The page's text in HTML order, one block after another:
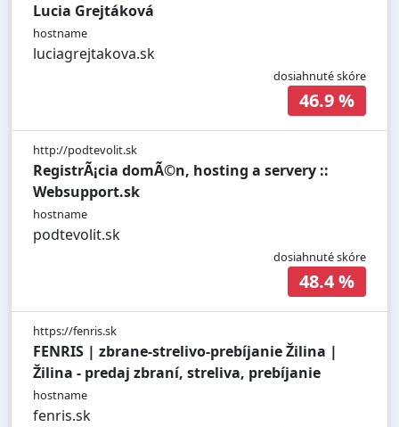
Lucia Grejtáková
hostname
luciagrejtakova.sk
dosiahnuté skóre
46.9 %
http://podtevolit.sk
RegistrÃ¡cia domÃ©n, hosting a servery ::
Websupport.sk
hostname
podtevolit.sk
dosiahnuté skóre
48.4 %
https://fenris.sk
FENRIS | zbrane-strelivo-prebíjanie Žilina |
Žilina - predaj zbraní, streliva, prebíjanie
hostname
fenris.sk